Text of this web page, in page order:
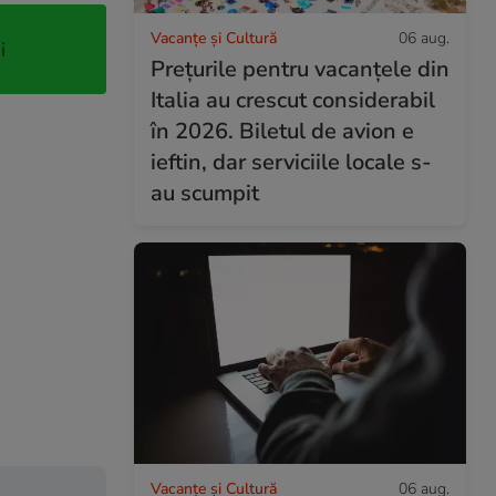
Vacanțe și Cultură 06 aug.
Prețurile pentru vacanțele din
Italia au crescut considerabil
în 2026. Biletul de avion e
ieftin, dar serviciile locale s-
au scumpit
Vacanțe și Cultură 06 aug.